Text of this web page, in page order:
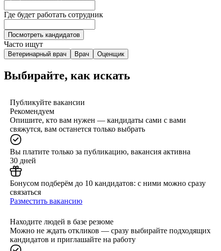
Где будет работать сотрудник
Посмотреть кандидатов
Часто ищут
Ветеринарный врач Врач Оценщик
Выбирайте, как искать
Публикуйте вакансии
Рекомендуем
Опишите, кто вам нужен — кандидаты сами с вами
свяжутся, вам останется только выбрать
Вы платите только за публикацию, вакансия активна
30 дней
Бонусом подберём до 10 кандидатов: с ними можно сразу
связаться
Разместить вакансию
Находите людей в базе резюме
Можно не ждать откликов — сразу выбирайте подходящих
кандидатов и приглашайте на работу